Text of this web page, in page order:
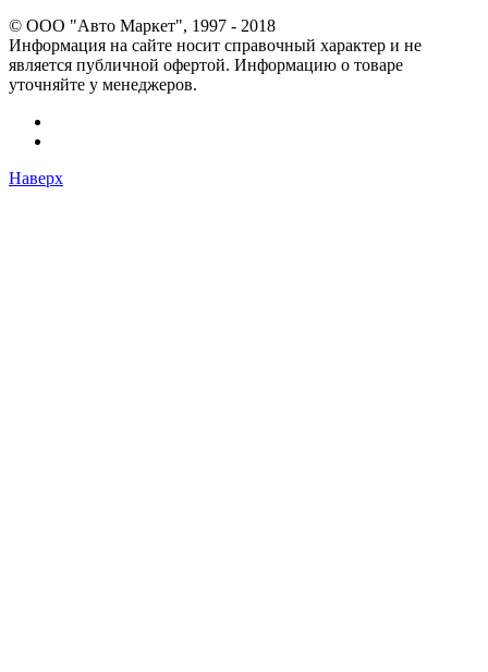
© OOO "Авто Маркет", 1997 - 2018
Информация на сайте носит справочный характер и не
является публичной офертой. Информацию о товаре
уточняйте у менеджеров.
Наверх